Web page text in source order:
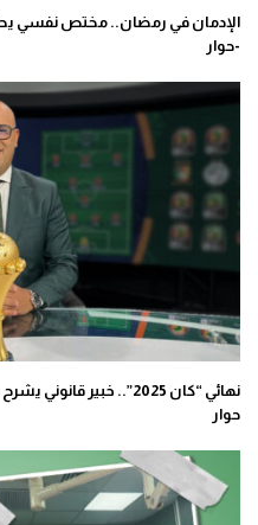
الإدمان في رمضان.. مختص نفسي
-حوار
نهائي “كان 2025”.. خبير
حوار